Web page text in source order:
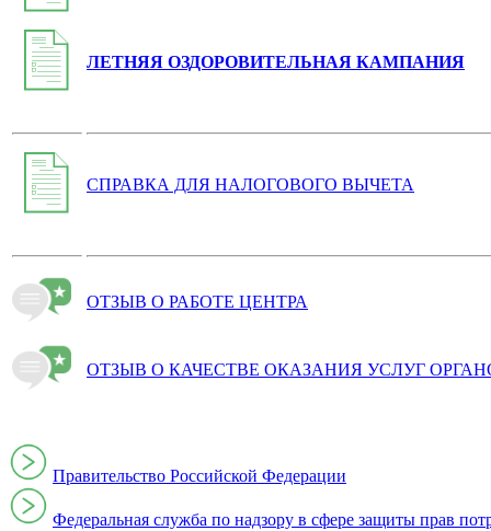
ЛЕТНЯЯ ОЗДОРОВИТЕЛЬНАЯ КАМПАНИЯ
СПРАВКА ДЛЯ НАЛОГОВОГО ВЫЧЕТА
ОТЗЫВ О РАБОТЕ ЦЕНТРА
ОТЗЫВ О КАЧЕСТВЕ ОКАЗАНИЯ УСЛУГ
Правительство Российской Федерации
Федеральная служба по надзору в сфере защиты прав